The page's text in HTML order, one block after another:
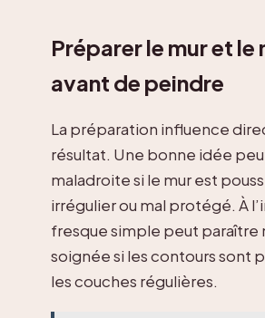
Préparer le mur et le
avant de peindre
La préparation influence
résultat. Une bonne idée
maladroite si le mur est
irrégulier ou mal protégé. À
fresque simple peut
soignée si les contours sont
les couches régulières.